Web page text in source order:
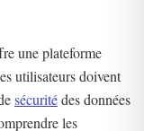
une plateforme
utilisateurs doivent
sécuritédes données
les